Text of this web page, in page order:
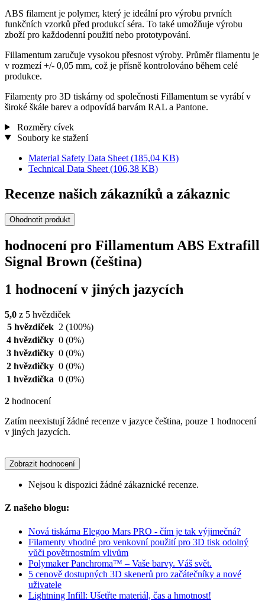
ABS filament je polymer, který je ideální pro výrobu prvních
funkčních vzorků před produkcí séra. To také umožňuje výrobu
zboží pro každodenní použití nebo prototypování.
Fillamentum zaručuje vysokou přesnost výroby. Průměr filamentu je
v rozmezí +/- 0,05 mm, což je přísně kontrolováno během celé
produkce.
Filamenty pro 3D tiskárny od společnosti Fillamentum se vyrábí v
široké škále barev a odpovídá barvám RAL a Pantone.
Rozměry cívek
Soubory ke stažení
Material Safety Data Sheet (185,04 KB)
Technical Data Sheet (106,38 KB)
Recenze našich zákazníků a zákaznic
Ohodnotit produkt
hodnocení pro Fillamentum ABS Extrafill
Signal Brown (čeština)
1 hodnocení v jiných jazycích
5,0 z 5 hvězdiček
5 hvězdiček 2 (100%)
4 hvězdičky 0 (0%)
3 hvězdičky 0 (0%)
2 hvězdičky 0 (0%)
1 hvězdička 0 (0%)
2 hodnocení
Zatím neexistují žádné recenze v jazyce čeština, pouze 1 hodnocení
v jiných jazycích.
Zobrazit hodnocení
Nejsou k dispozici žádné zákaznické recenze.
Z našeho blogu:
Nová tiskárna Elegoo Mars PRO - čím je tak výjimečná?
Filamenty vhodné pro venkovní použití pro 3D tisk odolný
vůči povětrnostním vlivům
Polymaker Panchroma™ – Vaše barvy. Váš svět.
5 cenově dostupných 3D skenerů pro začátečníky a nové
uživatele
Lightning Infill: Ušetřte materiál, čas a hmotnost!